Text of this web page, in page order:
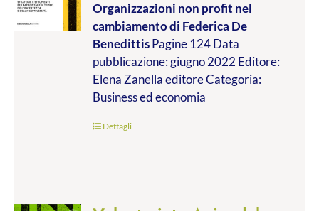
prezzo:
da
€9.99
a
€17.00
Organizzazioni non profit nel
cambiamentodi Federica De
BenedittisPagine 124 Data
pubblicazione: giugno 2022 Editore:
Elena Zanella editore Categoria:
Business ed economia
Dettagli